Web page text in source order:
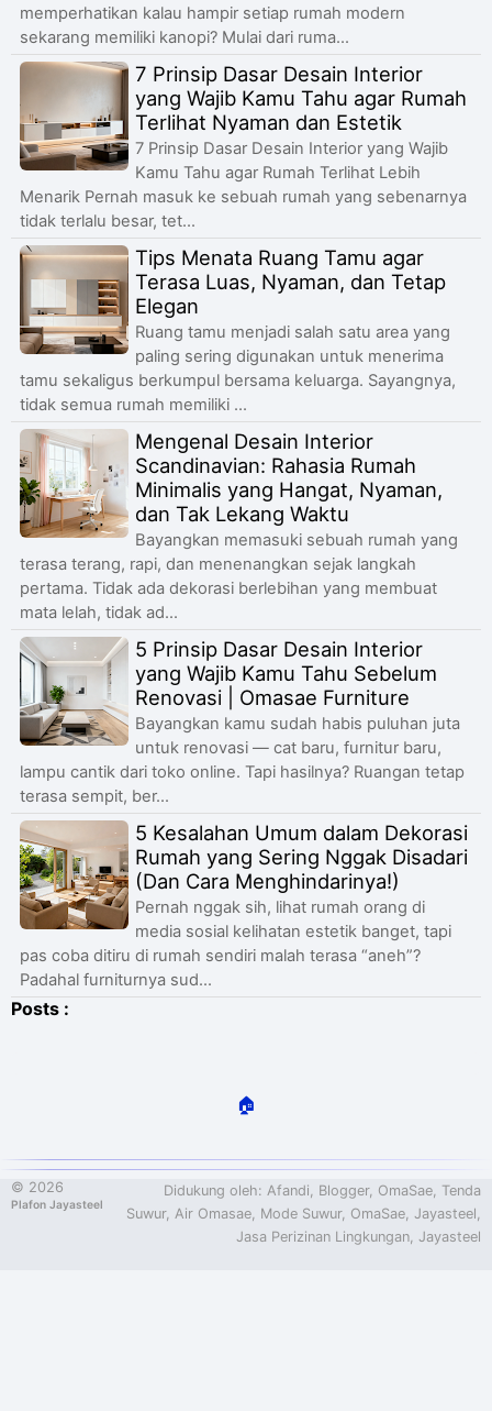
memperhatikan kalau hampir setiap rumah modern
sekarang memiliki kanopi? Mulai dari ruma...
7 Prinsip Dasar Desain Interior
yang Wajib Kamu Tahu agar Rumah
Terlihat Nyaman dan Estetik
7 Prinsip Dasar Desain Interior yang Wajib
Kamu Tahu agar Rumah Terlihat Lebih
Menarik Pernah masuk ke sebuah rumah yang sebenarnya
tidak terlalu besar, tet...
Tips Menata Ruang Tamu agar
Terasa Luas, Nyaman, dan Tetap
Elegan
Ruang tamu menjadi salah satu area yang
paling sering digunakan untuk menerima
tamu sekaligus berkumpul bersama keluarga. Sayangnya,
tidak semua rumah memiliki ...
Mengenal Desain Interior
Scandinavian: Rahasia Rumah
Minimalis yang Hangat, Nyaman,
dan Tak Lekang Waktu
Bayangkan memasuki sebuah rumah yang
terasa terang, rapi, dan menenangkan sejak langkah
pertama. Tidak ada dekorasi berlebihan yang membuat
mata lelah, tidak ad...
5 Prinsip Dasar Desain Interior
yang Wajib Kamu Tahu Sebelum
Renovasi | Omasae Furniture
Bayangkan kamu sudah habis puluhan juta
untuk renovasi — cat baru, furnitur baru,
lampu cantik dari toko online. Tapi hasilnya? Ruangan tetap
terasa sempit, ber...
5 Kesalahan Umum dalam Dekorasi
Rumah yang Sering Nggak Disadari
(Dan Cara Menghindarinya!)
Pernah nggak sih, lihat rumah orang di
media sosial kelihatan estetik banget, tapi
pas coba ditiru di rumah sendiri malah terasa “aneh”?
Padahal furniturnya sud...
Posts :
🏠
© 2026
Plafon Jayasteel
Didukung oleh: Afandi, Blogger, OmaSae, Tenda
Suwur, Air Omasae, Mode Suwur, OmaSae, Jayasteel,
Jasa Perizinan Lingkungan, Jayasteel